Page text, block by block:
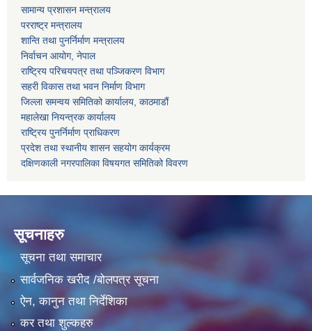
सामान्य प्रशासन मन्त्रालय
परराष्ट्र मन्त्रालय
शान्ति तथा पुनर्निर्माण मन्त्रालय
निर्वाचन आयोग, नेपाल
राष्ट्रिय परिचयपत्र तथा पञ्जिकरण विभाग
सहरी विकास तथा भवन निर्माण विभाग
जिल्ला समन्वय समितिको कार्यालय, काठमाडौं
महालेखा नियन्त्रक कार्यालय
राष्ट्रिय पुनर्निर्माण प्राधिकरण
प्रदेश तथा स्थानीय शासन सहयोग कार्यक्रम
दक्षिणकाली नगरपालिका विषयगत समितिको विवरण
सूचनाहरु
सूचना तथा समाचार
सार्वजनिक खरीद /बोलपत्र सूचना
ऐन, कानुन तथा निर्देशिका
कर तथा शुल्कहरु